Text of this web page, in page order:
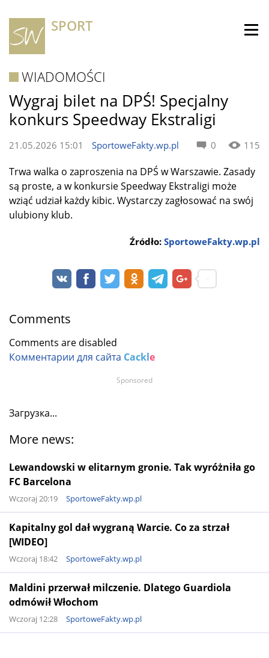
SPORT
WIADOMOŚCI
Wygraj bilet na DPŚ! Specjalny
konkurs Speedway Ekstraligi
0 115
21.05.2026 15:01 SportoweFakty.wp.pl
Trwa walka o zaproszenia na DPŚ w Warszawie. Zasady
są proste, a w konkursie Speedway Ekstraligi może
wziąć udział każdy kibic. Wystarczy zagłosować na swój
ulubiony klub.
Źródło: SportoweFakty.wp.pl
Comments
Comments are disabled
Комментарии для сайта Cackle
Загрузка...
More news:
Lewandowski w elitarnym gronie. Tak wyróżniła go
FC Barcelona
Wczoraj 20:19 SportoweFakty.wp.pl
Kapitalny gol dał wygraną Warcie. Co za strzał
[WIDEO]
Wczoraj 18:42 SportoweFakty.wp.pl
Maldini przerwał milczenie. Dlatego Guardiola
odmówił Włochom
Wczoraj 12:28 SportoweFakty.wp.pl
Sponsored